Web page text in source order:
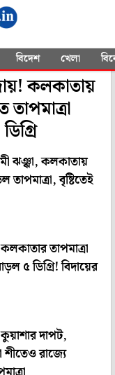
বিদেশ খেলা
Weather
কলকাতায়
ঝঞ্ঝা, কলকাতায়
তাপমাত্রা, বৃষ্টিতেই
তাপমাত্রা
৫ ডিগ্রি! বিদায়ের
কুয়াশার দাপট,
রাজ্যে